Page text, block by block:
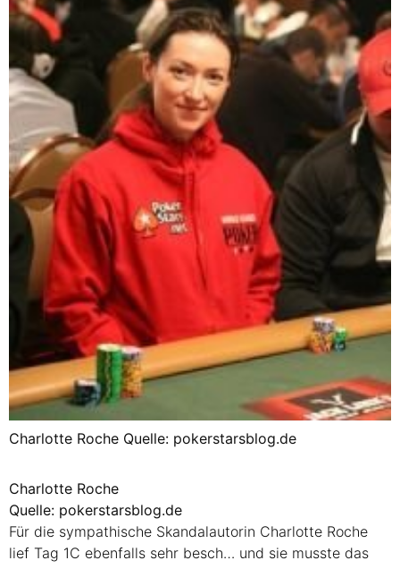
Charlotte Roche Quelle: pokerstarsblog.de
Charlotte Roche
Quelle: pokerstarsblog.de
Für die sympathische Skandalautorin Charlotte Roche
lief Tag 1C ebenfalls sehr besch… und sie musste das